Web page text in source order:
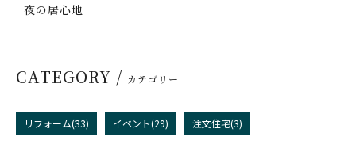
夜の居心地
CATEGORY / カテゴリー
リフォーム(33) イベント(29) 注文住宅(3)